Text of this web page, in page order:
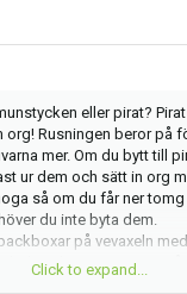
eller pirat?
org! Rusningen beror på
mer. Om du bytt till
ur dem och sätt in org
så om du får ner tomg
du inte byta dem.
på vevaxeln
den ska inte reagera på
insugsgummin så kolla
Click to expand...